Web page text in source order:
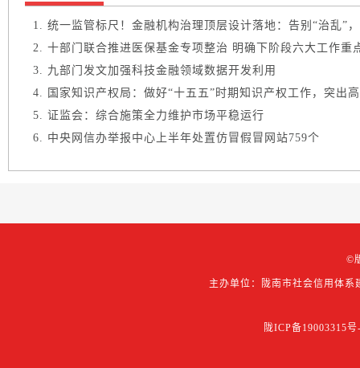
统一监管标尺！金融机构治理顶层设计落地：告别“治乱”
十部门联合推进医保基金专项整治 明确下阶段六大工作重
九部门发文加强科技金融领域数据开发利用
国家知识产权局：做好“十五五”时期知识产权工作，突出
证监会：综合施策全力维护市场平稳运行
中央网信办举报中心上半年处置仿冒假冒网站759个
©
主办单位：陇南市社会信用体系
陇ICP备19003315号